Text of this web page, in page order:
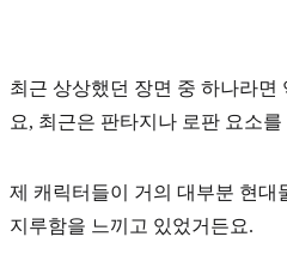
최근 상상했던 장면 중 하나라면
요, 최근은 판타지나 로판 요소를
제 캐릭터들이 거의 대부분 현대
지루함을 느끼고 있었거든요.